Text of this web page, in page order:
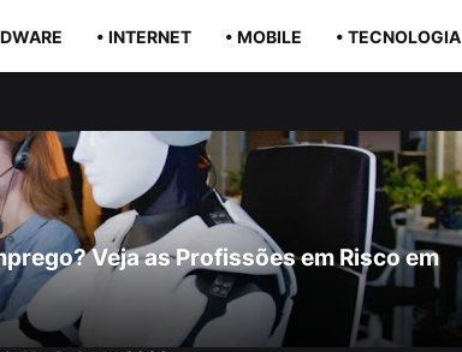
• INTERNET • MOBILE • TECNOLOGIA
Veja as Profissões em Risco em